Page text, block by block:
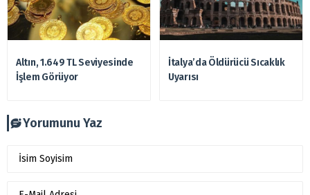
Altın, 1.649 TL Seviyesinde
İşlem Görüyor
İtalya’da Öldürücü Sıcaklık
Uyarısı
Yorumunu Yaz